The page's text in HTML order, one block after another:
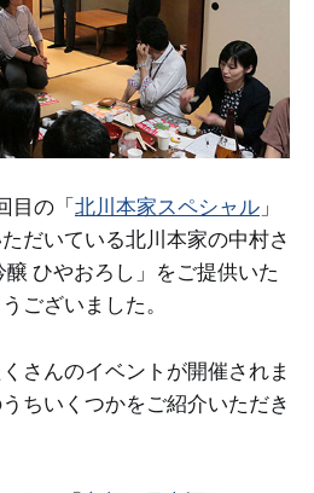
目の「北川本家スペシャル 」
だいている北川本家の中村さ
ひやおろし」をご提供いた
ございました。
さんのイベントが開催されま
ちいくつかをご紹介いただき